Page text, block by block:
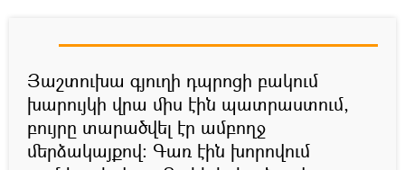
Յաշտուխա գյուղի դպրոցի բակում
խարույկի վրա միս էին պատրաստում,
բույրը տարածվել էր ամբողջ
մերձակայքով։ Գառ էին խորովում